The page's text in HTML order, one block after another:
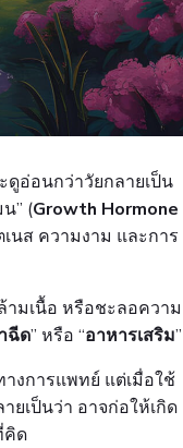
อ่อนกว่าวัยกลายเป็น
น” (Growth Hormone
นส ความงาม และการ
ามเนื้อ หรือชะลอความ
ฉีด” หรือ “อาหารเสริม”
งการแพทย์ แต่เมื่อใช้
เป็นว่า อาจก่อให้เกิด
คิด